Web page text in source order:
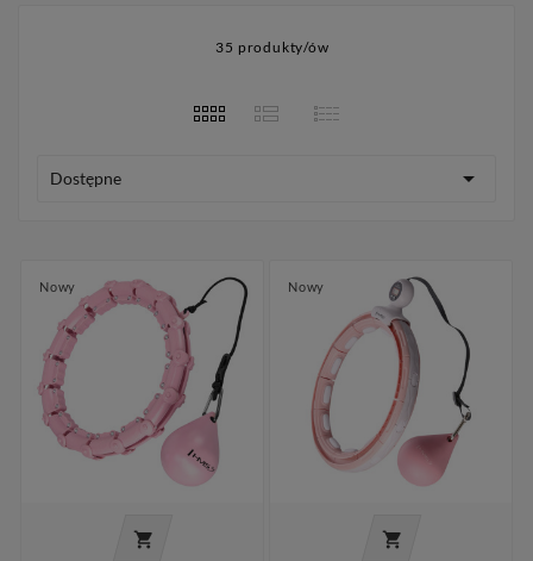
35 produkty/ów
Dostępne 
Nowy

Nowy
